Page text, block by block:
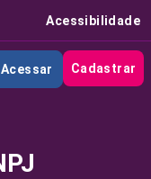
Acessibilidade
Acessar Cadastrar